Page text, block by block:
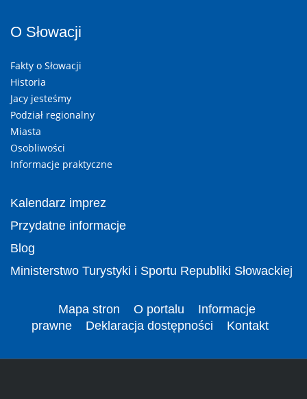
O Słowacji
Fakty o Słowacji
Historia
Jacy jesteśmy
Podział regionalny
Miasta
Osobliwości
Informacje praktyczne
Kalendarz imprez
Przydatne informacje
Blog
Ministerstwo Turystyki i Sportu Republiki Słowackiej
Mapa stron O portalu
Informacje
prawne
Deklaracja dostępności Kontakt